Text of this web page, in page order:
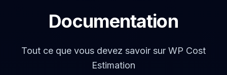
Ressources
Documentation
Tout ce que vous devez savoir sur WP Cost
Estimation